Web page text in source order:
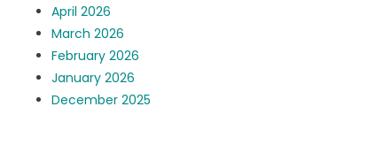
April 2026
March 2026
February 2026
January 2026
December 2025